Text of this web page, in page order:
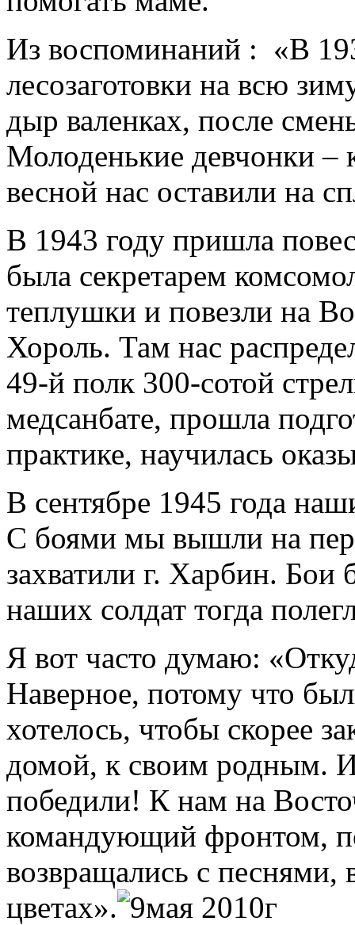
Из воспоминаний : «В
лесозаготовки на всю
дыр валенках, после
Молоденькие девчонки
весной нас оставили на
В 1943 году пришла
была секретарем
теплушки и повезли на
Хороль. Там нас
49-й полк 300-сотой
медсанбате, прошла
практике, научилась
В сентябре 1945 года
С боями мы вышли на
захватили г. Харбин.
наших солдат тогда
Я вот часто думаю:
Наверное, потому что
хотелось, чтобы скорее
домой, к своим родным.
победили! К нам на
командующий фронтом,
возвращались с песнями,
цветах».